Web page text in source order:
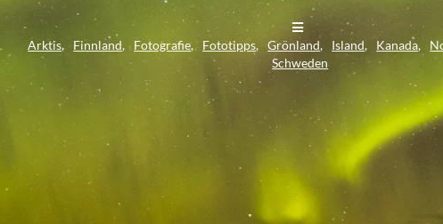
Arktis Finnland Fotografie Fototipps Grönland Island Kanada
Schweden